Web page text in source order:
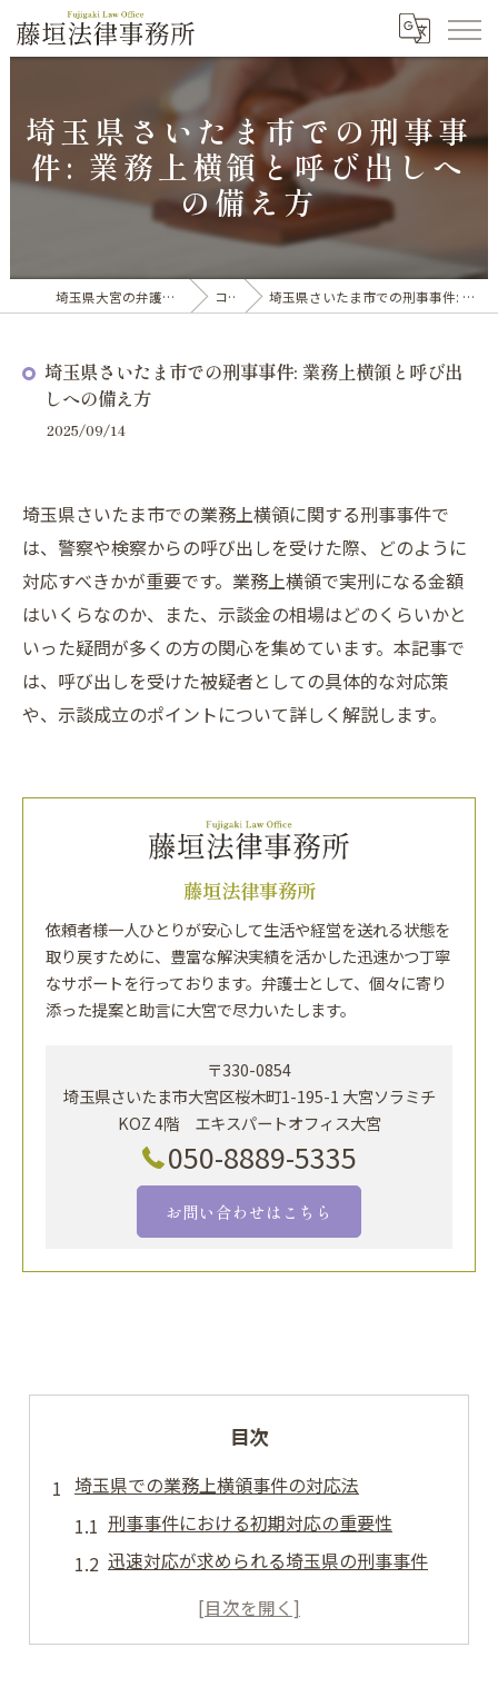
埼玉県さいたま市での刑事事
件: 業務上横領と呼び出しへ
の備え方
埼玉県大宮の弁護士なら藤垣法律事務所 コラム 埼玉県さいたま市での刑事事件: 業務上横領と呼び出しへの備え方
埼玉県さいたま市での刑事事件: 業務上横領と呼び出
しへの備え方
2025/09/14
埼玉県さいたま市での業務上横領に関する刑事事件で
は、警察や検察からの呼び出しを受けた際、どのように
対応すべきかが重要です。業務上横領で実刑になる金額
はいくらなのか、また、示談金の相場はどのくらいかと
いった疑問が多くの方の関心を集めています。本記事で
は、呼び出しを受けた被疑者としての具体的な対応策
や、示談成立のポイントについて詳しく解説します。
藤垣法律事務所
依頼者様一人ひとりが安心して生活や経営を送れる状態を
取り戻すために、豊富な解決実績を活かした迅速かつ丁寧
なサポートを行っております。弁護士として、個々に寄り
添った提案と助言に大宮で尽力いたします。
〒330-0854
埼玉県さいたま市大宮区桜木町1-195-1 大宮ソラミチ
KOZ 4階 エキスパートオフィス大宮
050-8889-5335
お問い合わせはこちら
目次
埼玉県での業務上横領事件の対応法
刑事事件における初期対応の重要性
迅速対応が求められる埼玉県の刑事事件
業務上横領で呼び出しを受けた際の対応策